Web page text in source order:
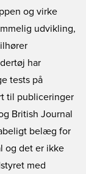
og virke
udvikling,
har
tests på
til publiceringer
British Journal
belæg for
og det er ikke
med